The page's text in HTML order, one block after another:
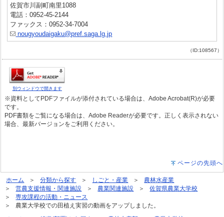
佐賀市川副町南里1088
電話：0952-45-2144
ファックス：0952-34-7004
nougyoudaigaku@pref.saga.lg.jp
（ID:108567）
別ウィンドウで開きます
※資料としてPDFファイルが添付されている場合は、Adobe Acrobat(R)が必要
です。
PDF書類をご覧になる場合は、Adobe Readerが必要です。正しく表示されない
場合、最新バージョンをご利用ください。
ページの先頭へ
ホーム 分類から探す しごと・産業
農林水産業
営農支援情報・関連施設
農業関連施設
佐賀県農業大学校
専攻課程の活動・ニュース
農業大学校での田植え実習の動画をアップしました。